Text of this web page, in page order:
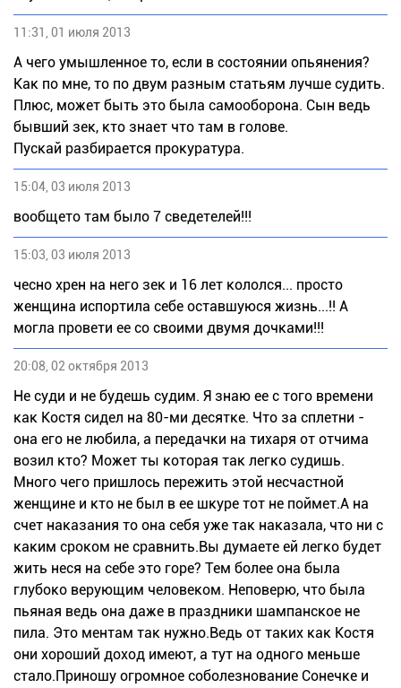
11:31, 01 июля 2013
А чего умышленное то, если в состоянии опьянения?
Как по мне, то по двум разным статьям лучше судить.
Плюс, может быть это была самооборона. Сын ведь
бывший зек, кто знает что там в голове.
Пускай разбирается прокуратура.
15:04, 03 июля 2013
вообщето там было 7 сведетелей!!!
15:03, 03 июля 2013
чесно хрен на него зек и 16 лет кололся... просто
женщина испортила себе оставшуюся жизнь...!! А
могла провети ее со своими двумя дочками!!!
20:08, 02 октября 2013
Не суди и не будешь судим. Я знаю ее с того времени
как Костя сидел на 80-ми десятке. Что за сплетни -
она его не любила, а передачки на тихаря от отчима
возил кто? Может ты которая так легко судишь.
Много чего пришлось пережить этой несчастной
женщине и кто не был в ее шкуре тот не поймет.А на
счет наказания то она себя уже так наказала, что ни с
каким сроком не сравнить.Вы думаете ей легко будет
жить неся на себе это горе? Тем более она была
глубоко верующим человеком. Неповерю, что была
пьяная ведь она даже в праздники шампанское не
пила. Это ментам так нужно.Ведь от таких как Костя
они хороший доход имеют, а тут на одного меньше
стало.Приношу огромное соболезнование Сонечке и